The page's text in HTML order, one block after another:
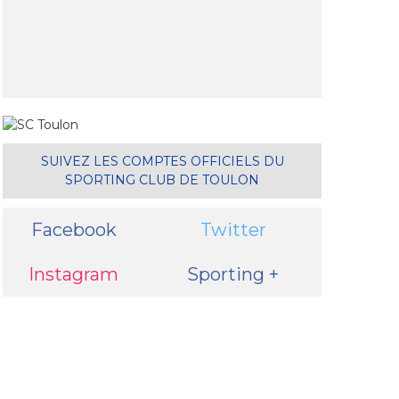
SUIVEZ LES COMPTES OFFICIELS DU
SPORTING CLUB DE TOULON
Facebook Twitter
Instagram Sporting +